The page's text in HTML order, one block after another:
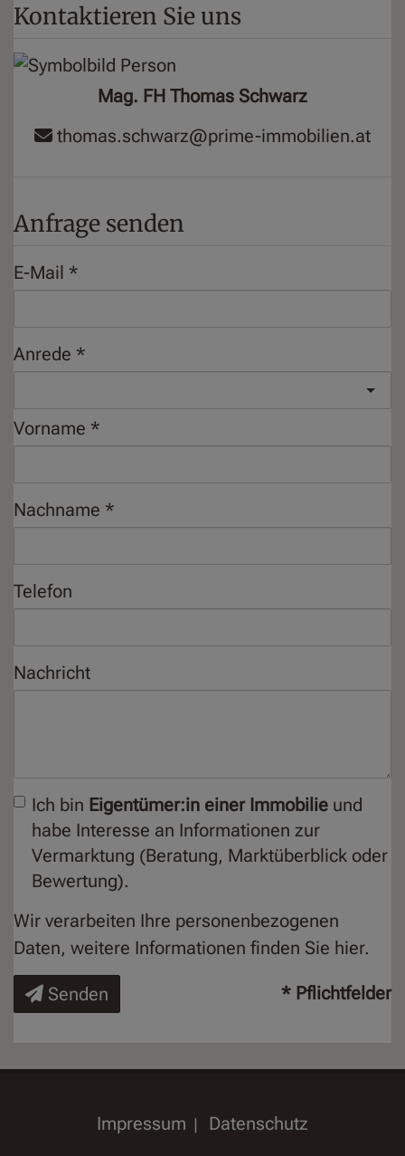
Kontaktieren Sie uns
Mag. FH Thomas Schwarz
thomas.schwarz@prime-immobilien.at
Anfrage senden
E-Mail
Anrede
Vorname
Nachname
Telefon
Nachricht
Ich bin Eigentümer:in einer Immobilie und
habe Interesse an Informationen zur
Vermarktung (Beratung, Marktüberblick oder
Bewertung).
Wir verarbeiten Ihre personenbezogenen
Daten, weitere Informationen finden Sie hier.
Senden * Pflichtfelder
Impressum | Datenschutz